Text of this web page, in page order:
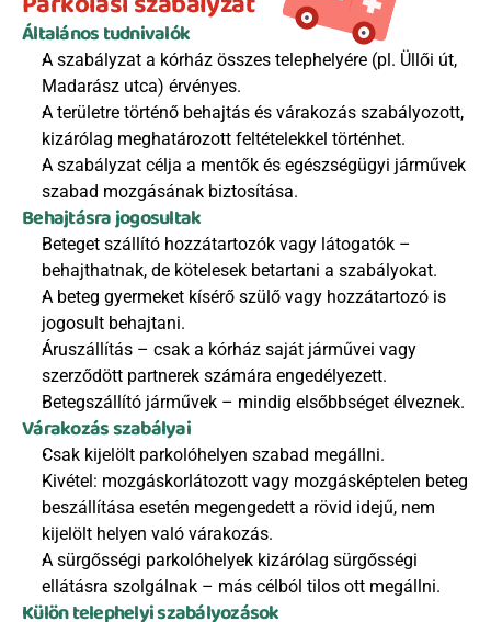
Általános tudnivalók
A szabályzat a kórház összes telephelyére (pl. Üllői út,
Madarász utca) érvényes.
A területre történő behajtás és várakozás szabályozott,
kizárólag meghatározott feltételekkel történhet.
A szabályzat célja a mentők és egészségügyi járművek
szabad mozgásának biztosítása.
Behajtásra jogosultak
Beteget szállító hozzátartozók vagy látogatók –
behajthatnak, de kötelesek betartani a szabályokat.
A beteg gyermeket kísérő szülő vagy hozzátartozó is
jogosult behajtani.
Áruszállítás – csak a kórház saját járművei vagy
szerződött partnerek számára engedélyezett.
Betegszállító járművek – mindig elsőbbséget élveznek.
Várakozás szabályai
Csak kijelölt parkolóhelyen szabad megállni.
Kivétel: mozgáskorlátozott vagy mozgásképtelen beteg
beszállítása esetén megengedett a rövid idejű, nem
kijelölt helyen való várakozás.
A sürgősségi parkolóhelyek kizárólag sürgősségi
ellátásra szolgálnak – más célból tilos ott megállni.
Külön telephelyi szabályozások